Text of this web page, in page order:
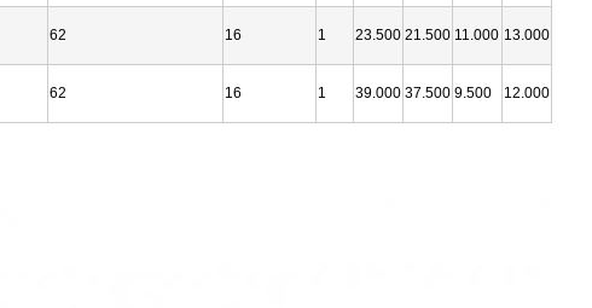
62 16 1 23.500 21.500 11.000 13.000
62 16 1 39.000 37.500 9.500 12.000